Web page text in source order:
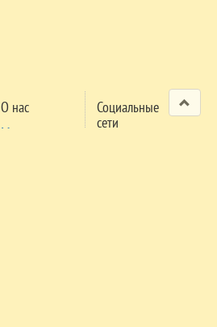
О нас
Мероприятия
Социальные
сети